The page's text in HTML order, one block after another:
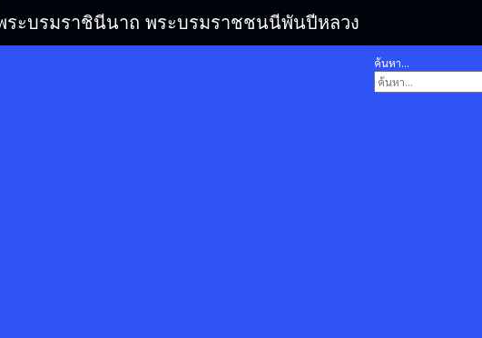
ระบรมราชินีนาถ พระบรมราชชนนีพันปีหลวง
ค้นหา...